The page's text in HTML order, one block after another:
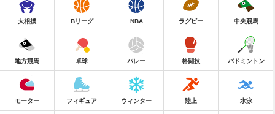
大相撲 Bリーグ NBA ラグビー 中央競馬
地方競馬 卓球 バレー 格闘技 バドミントン
モーター フィギュア ウィンター 陸上 水泳